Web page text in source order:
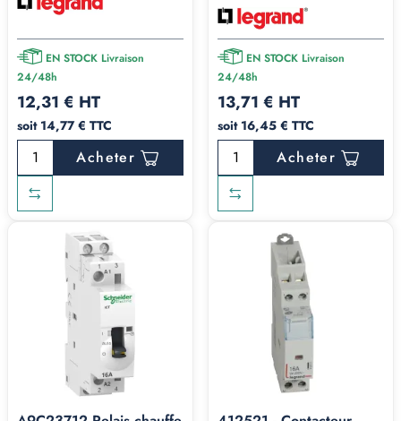
EN STOCK Livraison
24/48h
12,31 € HT
soit 14,77 € TTC
Acheter
EN STOCK Livraison
24/48h
13,71 € HT
soit 16,45 € TTC
Acheter